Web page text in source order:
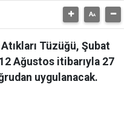
Tüzüğü, Şubat
Ağustos itibarıyla 27
uygulanacak.